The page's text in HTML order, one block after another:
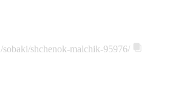
shchenok-malchik-95976/